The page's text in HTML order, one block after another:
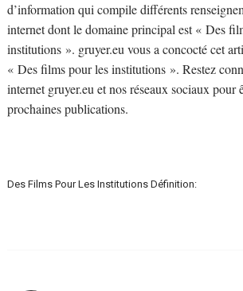
d’information qui compile différents
internet dont le domaine principal est « Des
institutions ». gruyer.eu vous a concocté cet
« Des films pour les institutions ». Restez
internet gruyer.eu et nos réseaux sociaux pour
prochaines publications.
Des Films Pour Les Institutions Définition: